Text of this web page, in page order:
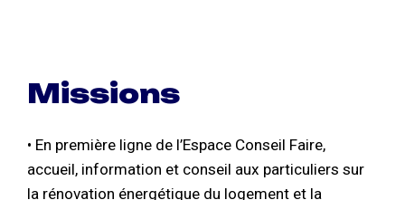
Missions
• En première ligne de l’Espace Conseil Faire,
accueil, information et conseil aux particuliers sur
la rénovation énergétique du logement et la